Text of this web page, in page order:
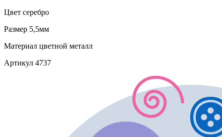
Цвет серебро
Размер 5,5мм
Материал цветной металл
Артикул 4737